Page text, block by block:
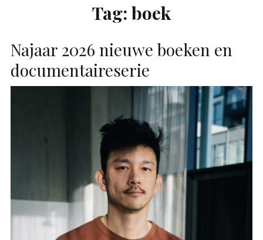
Tag: boek
Najaar 2026 nieuwe boeken en
documentaireserie